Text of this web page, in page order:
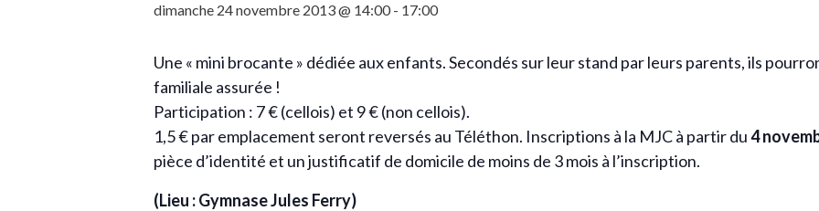
dimanche 24 novembre 2013 @ 14:00- 17:00
Une « mini brocante » dédiée aux enfants. Secondés sur leur stand par leurs parents, ils
familiale assurée !
Participation : 7 € (cellois) et 9 € (non cellois).
1,5 € par emplacement seront reversés au Téléthon. Inscriptions à la MJC à partir du4
pièce d’identité et un justificatif de domicile de moins de 3 mois à l’inscription.
(Lieu : Gymnase Jules Ferry)